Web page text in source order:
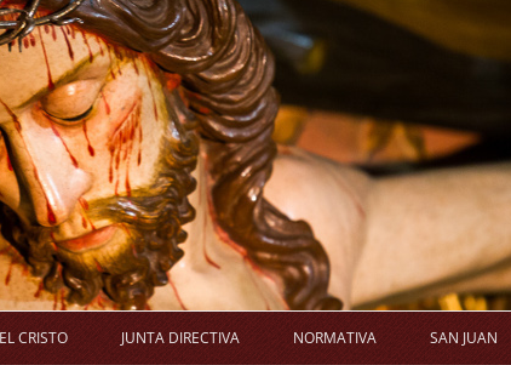
Saltar
al
contenido
CRISTO JUNTA DIRECTIVA NORMATIVA SAN JUAN